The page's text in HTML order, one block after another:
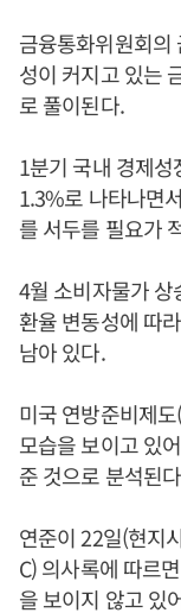
금융통화위원회의
성이 커지고 있는
로 풀이된다.
1분기 국내 경제
1.3%로 나타나면
를 서두를 필요가
4월 소비자물가
환율 변동성에 따
남아 있다.
미국 연방준비제
모습을 보이고 있
준 것으로 분석된
연준이 22일(현지
C) 의사록에 따르
을 보이지 않고 있